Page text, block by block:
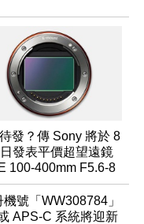
發？傳 Sony 將於 8
發表平價超望遠鏡
100-400mm F5.6-8
號「WW308784」
APS-C 系統將迎新